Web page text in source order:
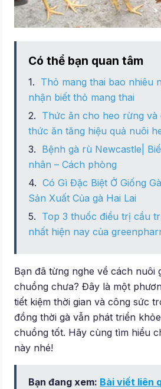
Có thể bạn quan tâm
Thỏ mang thai bao nhiêu
nhận biết thỏ mang thai
Thức ăn cho heo rừng
thức ăn tăng hiệu quả nuôi
Bệnh gà rù Newcastle|
nhân – Cách phòng
Có Gì Đặc Biệt Ở Giống
Sản Xuất Của gà Hai Lai
Top 3 thuốc điều trị cầu
nhất hiện nay của
Bạn đã từng nghe về cách nuôi
chuồng chưa? Đây là một
tiết kiệm thời gian và công sức
đồng thời gà vẫn phát triển
chuồng tốt. Hãy cùng tìm hiểu
này nhé!
Bạn đang xem: Bài viết liên